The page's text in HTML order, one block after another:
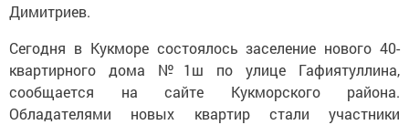
Димитриев.
Сегодня в Кукморе состоялось заселение нового 40-
квартирного дома №1ш по улице Гафиятуллина,
сообщается на сайте Кукморского района.
Обладателями новых квартир стали участники